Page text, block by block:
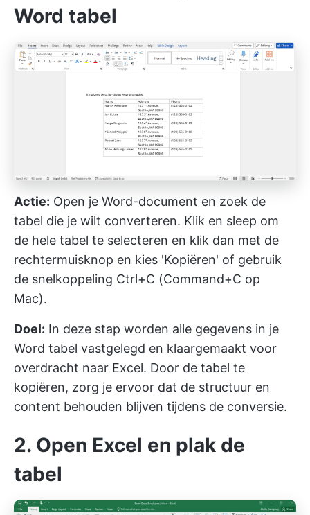
Word tabel
Actie: Open je Word-document en zoek de
tabel die je wilt converteren. Klik en sleep om
de hele tabel te selecteren en klik dan met de
rechtermuisknop en kies 'Kopiëren' of gebruik
de snelkoppeling Ctrl+C (Command+C op
Mac).
Doel: In deze stap worden alle gegevens in je
Word tabel vastgelegd en klaargemaakt voor
overdracht naar Excel. Door de tabel te
kopiëren, zorg je ervoor dat de structuur en
content behouden blijven tijdens de conversie.
2. Open Excel en plak de
tabel